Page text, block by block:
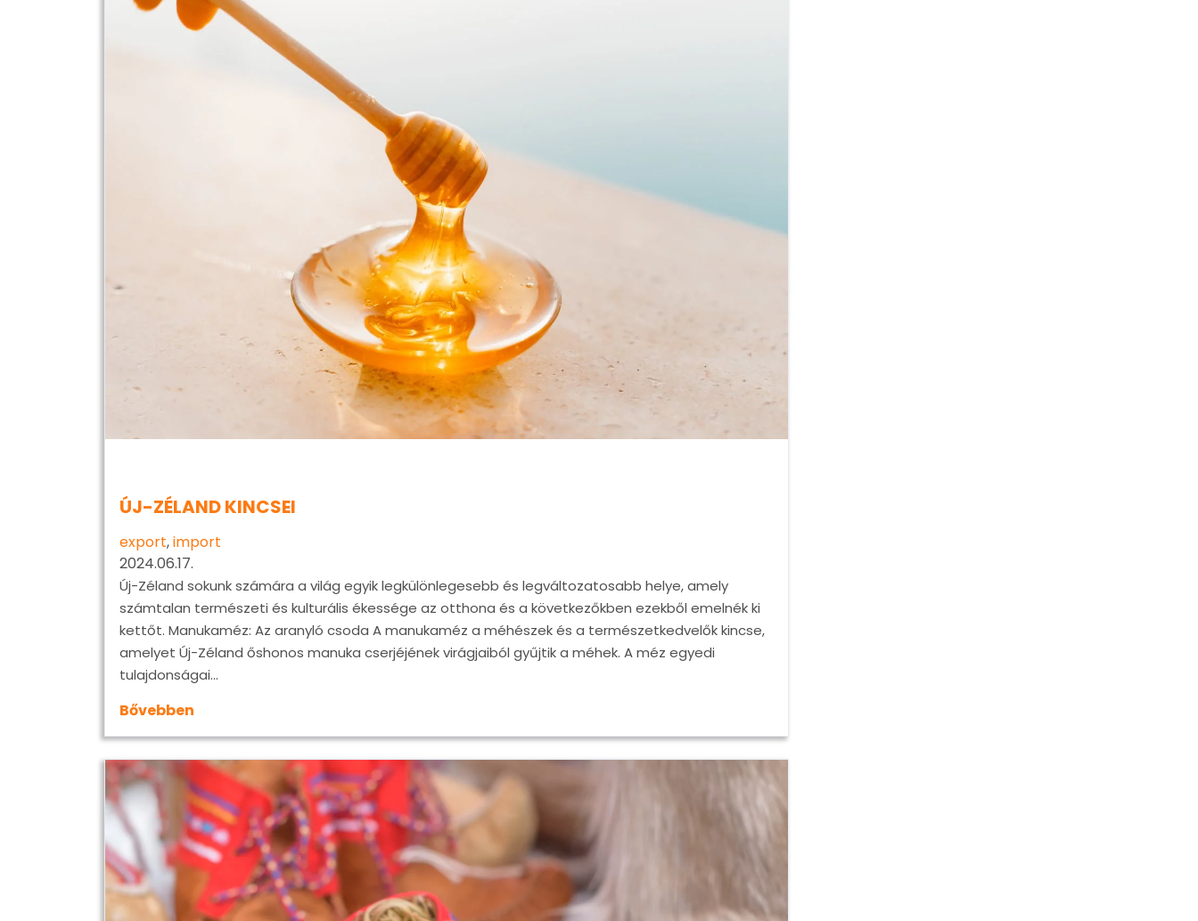
ÚJ-ZÉLAND KINCSEI
export,import
2024.06.17.
Új-Zéland sokunk számára a világ egyik legkülönlegesebb és legváltozatosabb helye, amely
számtalan természeti és kulturális ékessége az otthona és a következőkben ezekből emelnék ki
kettőt. Manukaméz: Az aranyló csoda A manukaméz a méhészek és a természetkedvelők kincse,
amelyet Új-Zéland őshonos manuka cserjéjének virágjaiból gyűjtik a méhek. A méz egyedi
tulajdonságai…
Bővebben